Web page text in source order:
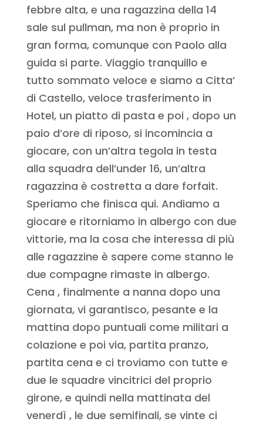
febbre alta, e una ragazzina della 14
sale sul pullman, ma non è proprio in
gran forma, comunque con Paolo alla
guida si parte. Viaggio tranquillo e
tutto sommato veloce e siamo a Citta’
di Castello, veloce trasferimento in
Hotel, un piatto di pasta e poi , dopo un
paio d’ore di riposo, si incomincia a
giocare, con un’altra tegola in testa
alla squadra dell’under 16, un’altra
ragazzina è costretta a dare forfait.
Speriamo che finisca qui. Andiamo a
giocare e ritorniamo in albergo con due
vittorie, ma la cosa che interessa di più
alle ragazzine è sapere come stanno le
due compagne rimaste in albergo.
Cena , finalmente a nanna dopo una
giornata, vi garantisco, pesante e la
mattina dopo puntuali come militari a
colazione e poi via, partita pranzo,
partita cena e ci troviamo con tutte e
due le squadre vincitrici del proprio
girone, e quindi nella mattinata del
venerdì , le due semifinali, se vinte ci